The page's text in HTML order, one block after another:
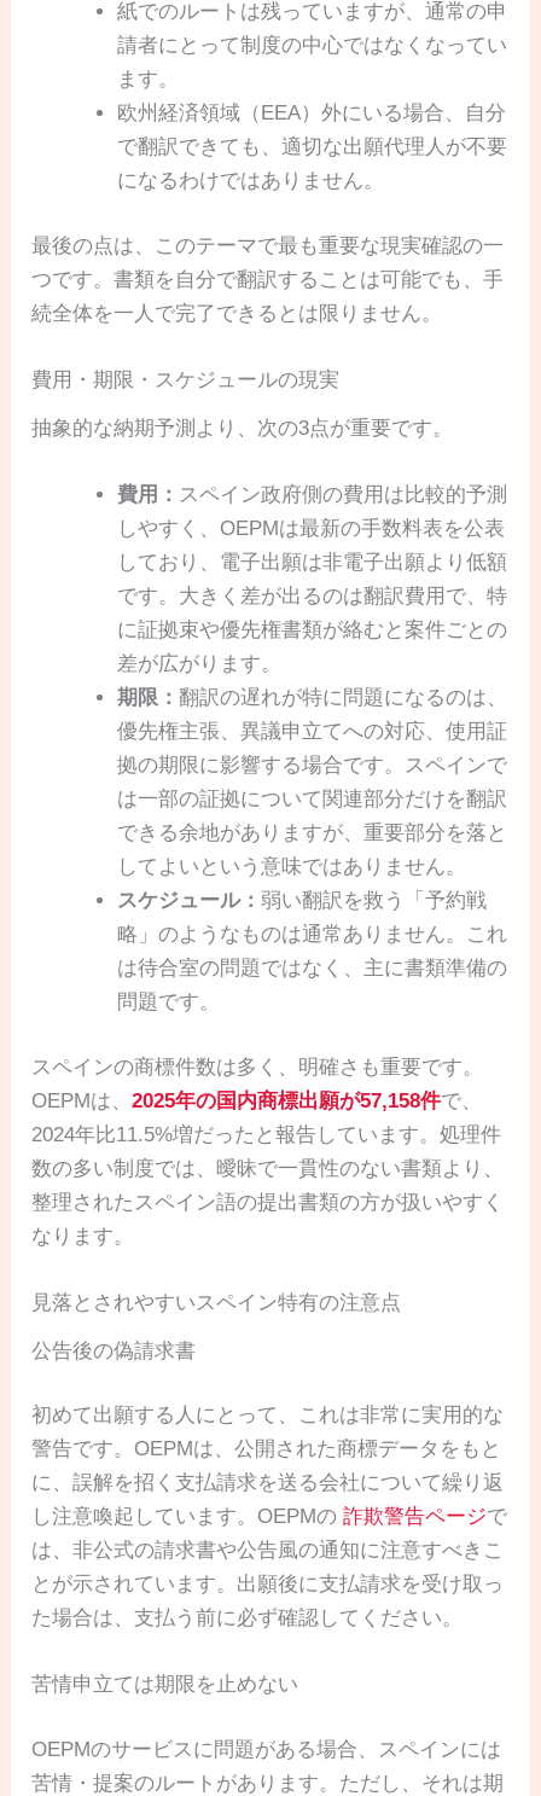
紙でのルートは残っていますが、通常の申
請者にとって制度の中心ではなくなってい
ます。
欧州経済領域（EEA）外にいる場合、自分
で翻訳できても、適切な出願代理人が不要
になるわけではありません。
最後の点は、このテーマで最も重要な現実確認の一
つです。書類を自分で翻訳することは可能でも、手
続全体を一人で完了できるとは限りません。
費用・期限・スケジュールの現実
抽象的な納期予測より、次の3点が重要です。
費用： スペイン政府側の費用は比較的予測
しやすく、OEPMは最新の手数料表を公表
しており、電子出願は非電子出願より低額
です。大きく差が出るのは翻訳費用で、特
に証拠束や優先権書類が絡むと案件ごとの
差が広がります。
期限：翻訳の遅れが特に問題になるのは、
優先権主張、異議申立てへの対応、使用証
拠の期限に影響する場合です。スペインで
は一部の証拠について関連部分だけを翻訳
できる余地がありますが、重要部分を落と
してよいという意味ではありません。
スケジュール：弱い翻訳を救う「予約戦
略」のようなものは通常ありません。これ
は待合室の問題ではなく、主に書類準備の
問題です。
スペインの商標件数は多く、明確さも重要です。
OEPMは、2025年の国内商標出願が57,158件で、
2024年比11.5%増だったと報告しています。処理件
数の多い制度では、曖昧で一貫性のない書類より、
整理されたスペイン語の提出書類の方が扱いやすく
なります。
見落とされやすいスペイン特有の注意点
公告後の偽請求書
初めて出願する人にとって、これは非常に実用的な
警告です。OEPMは、公開された商標データをもと
に、誤解を招く支払請求を送る会社について繰り返
し注意喚起しています。OEPMの詐欺警告ページで
は、非公式の請求書や公告風の通知に注意すべきこ
とが示されています。出願後に支払請求を受け取っ
た場合は、支払う前に必ず確認してください。
苦情申立ては期限を止めない
OEPMのサービスに問題がある場合、スペインには
苦情・提案のルートがあります。ただし、それは期